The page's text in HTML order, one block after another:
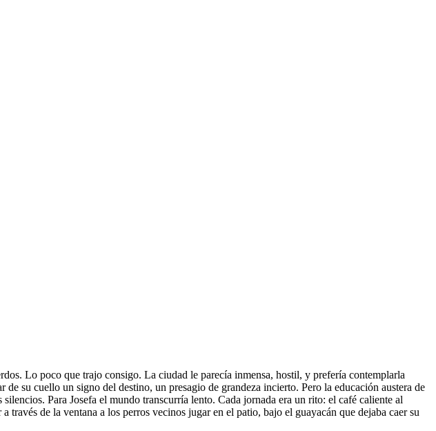
Lo poco que trajo consigo. La ciudad le parecía inmensa, hostil, y prefería contemplarla
su cuello un signo del destino, un presagio de grandeza incierto. Pero la educación austera de
Para Josefa el mundo transcurría lento. Cada jornada era un rito: el café caliente al
través de la ventana a los perros vecinos jugar en el patio, bajo el guayacán que dejaba caer su